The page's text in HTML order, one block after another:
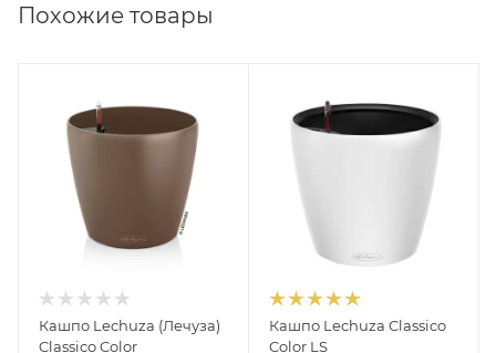
Похожие товары
Кашпо Lechuza (Лечуза)
Classico Color
Кашпо Lechuza Classico
Color LS